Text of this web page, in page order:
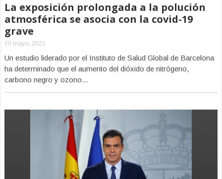
La exposición prolongada a la polución
atmosférica se asocia con la covid-19
grave
30 mayo, 2023
Un estudio liderado por el Instituto de Salud Global de Barcelona
ha determinado que el aumento del dióxido de nitrógeno,
carbono negro y ozono...